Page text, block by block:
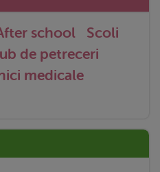
school
Scoli
de petreceri
medicale